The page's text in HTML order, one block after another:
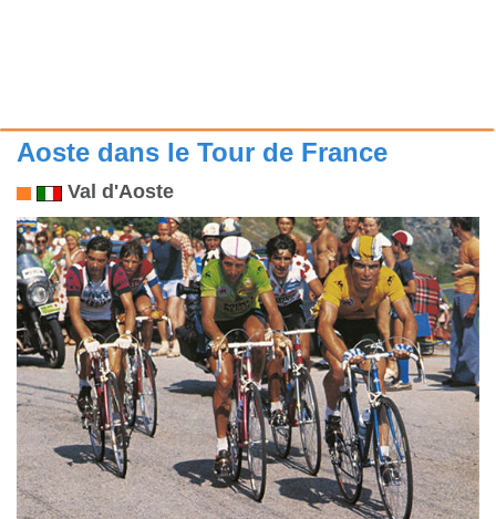
Aoste dans le Tour de France
Val d'Aoste